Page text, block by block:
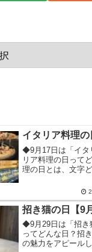
イタリア料理の
◆9月17日は「イタ
リア料理の日って
理の日とは、文字
にイタリア文化の
提唱・制定者は？
招き猫の日【9
◆9月29日は「招き
ってどんな日？招
の魅力をアピール